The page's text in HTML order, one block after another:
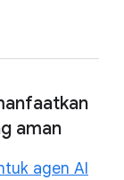
aman
agen AI